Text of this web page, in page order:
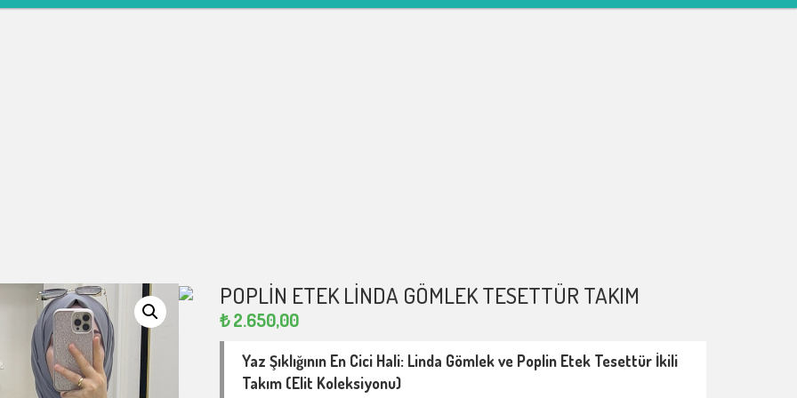
POPLIN ETEK LINDA GÖMLEK TESETTÜR TAKIM
₺2.650,00
Yaz Şıklığının En Cici Hali: Linda Gömlek ve Poplin Etek Tesettür İkili
Takım (Elit Koleksiyonu)